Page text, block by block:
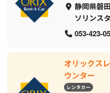
静岡県磐
ソリンス
053-423-
オリックス
ウンター
レンタカー